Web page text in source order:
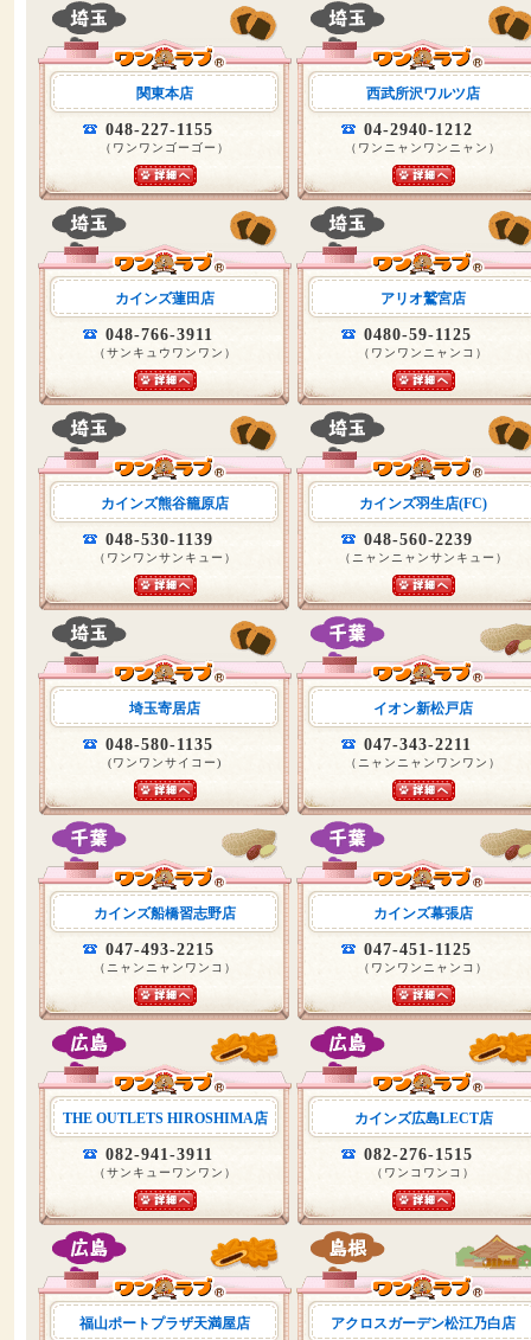
関東本店
048-227-1155
（ワンワンゴーゴー）
西武所沢ワルツ店
04-2940-1212
（ワンニャンワンニャン）
カインズ蓮田店
048-766-3911
（サンキュウワンワン）
アリオ鷲宮店
0480-59-1125
（ワンワンニャンコ）
カインズ熊谷籠原店
048-530-1139
（ワンワンサンキュー）
カインズ羽生店(FC)
048-560-2239
（ニャンニャンサンキュー）
埼玉寄居店
048-580-1135
(ワンワンサイコー)
イオン新松戸店
047-343-2211
（ニャンニャンワンワン）
カインズ船橋習志野店
047-493-2215
（ニャンニャンワンコ）
カインズ幕張店
047-451-1125
（ワンワンニャンコ）
THE OUTLETS HIROSHIMA店
082-941-3911
（サンキューワンワン）
カインズ広島LECT店
082-276-1515
（ワンコワンコ）
福山ポートプラザ天満屋店 アクロスガーデン松江乃白店